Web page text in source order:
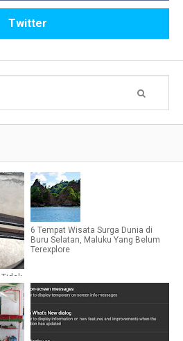
Twitter
6 Tempat Wisata Surga Dunia di
Buru Selatan, Maluku Yang Belum
Terexplore